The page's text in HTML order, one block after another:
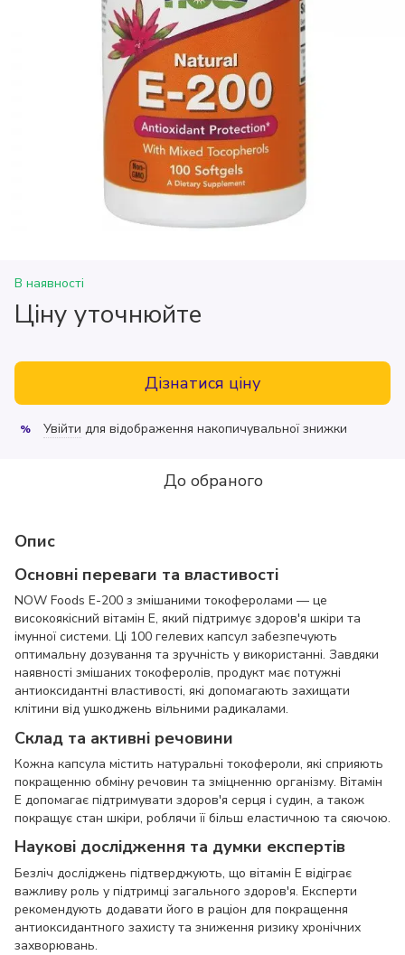
В наявності
Ціну уточнюйте
Дізнатися ціну
% Увійти для відображення накопичувальної знижки
До обраного
Опис
Основні переваги та властивості
NOW Foods E-200 з змішаними токоферолами — це
високоякісний вітамін E, який підтримує здоров'я шкіри та
імунної системи. Ці 100 гелевих капсул забезпечують
оптимальну дозування та зручність у використанні. Завдяки
наявності змішаних токоферолів, продукт має потужні
антиоксидантні властивості, які допомагають захищати
клітини від ушкоджень вільними радикалами.
Склад та активні речовини
Кожна капсула містить натуральні токофероли, які сприяють
покращенню обміну речовин та зміцненню організму. Вітамін
E допомагає підтримувати здоров'я серця і судин, а також
покращує стан шкіри, роблячи її більш еластичною та сяючою.
Наукові дослідження та думки експертів
Безліч досліджень підтверджують, що вітамін E відіграє
важливу роль у підтримці загального здоров'я. Експерти
рекомендують додавати його в раціон для покращення
антиоксидантного захисту та зниження ризику хронічних
захворювань.